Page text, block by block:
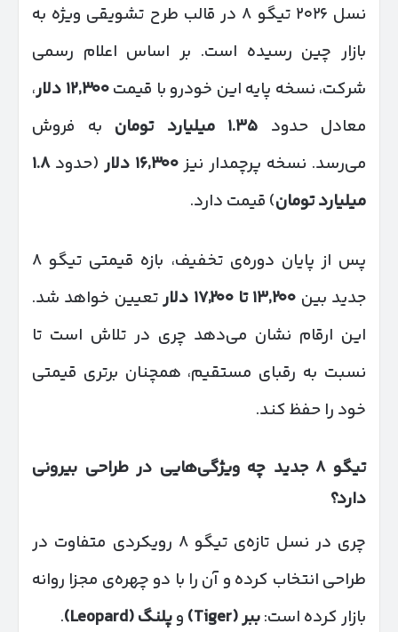
نسل ۲۰۲۶ تیگو ۸ در قالب طرح تشویقی ویژه به
بازار چین رسیده است. بر اساس اعلام رسمی
شرکت، نسخه پایه این خودرو با قیمت
۱۲٬۳۰۰ دلار،
معادل حدود ۱.۳۵ میلیارد تومان به فروش
می‌رسد. نسخه پرچمدار نیز
۱۶٬۳۰۰ دلار (حدود۱.۸
میلیارد تومان) قیمت دارد.
پس از پایان دوره‌ی تخفیف، بازه قیمتی تیگو ۸
جدید بین
۱۳٬۲۰۰ تا ۱۷٬۲۰۰ دلارتعیین خواهد شد.
این ارقام نشان می‌دهد چری در تلاش است تا
نسبت به رقبای مستقیم، همچنان برتری قیمتی
خود را حفظ کند.
تیگو۸ جدید چه ویژگی‌هایی در طراحی بیرونی
دارد؟
چری در نسل تازه‌ی تیگو ۸ رویکردی متفاوت در
طراحی انتخاب کرده و آن را با دو چهره‌ی مجزا روانه
بازار کرده است:ببر(Tiger) وپلنگ(Leopard)
.